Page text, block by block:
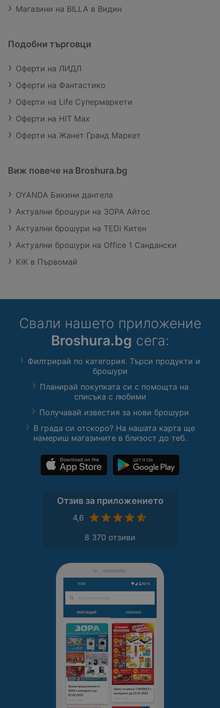
Магазини на BILLA в Видин
Подобни търговци
Оферти на ЛИДЛ
Оферти на Фантастико
Оферти на Life Супермаркети
Оферти на HIT Max
Оферти на Жанет Гранд Маркет
Виж повече на Broshura.bg
OYANDA Бикини дантела
Актуални брошури на ЗОРА Айтос
Актуални брошури на TEDi Китен
Актуални брошури на Office 1 Сандански
KiK в Първомай
Свали нашето приложение
Broshura.bg сега:
Филтрирай по категория. Търси продукти и
брошури
Планирай покупката си с помощта на
списъка с любими
Получавай известия за нови брошури
В града си отскоро? На нашата карта ще
намериш магазините в близост до теб.
Отзив за приложението
4,6
8 370 отзиви